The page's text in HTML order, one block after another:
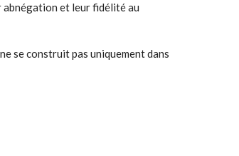
abnégation et leur fidélité au
se construit pas uniquement dans